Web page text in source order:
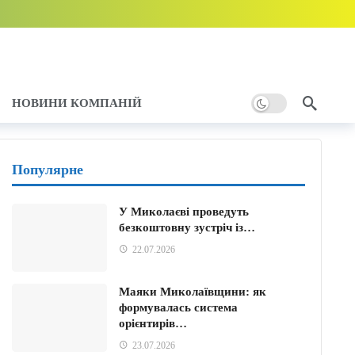
НОВИНИ КОМПАНІЙ
Популярне
У Миколаєві проведуть
безкоштовну зустріч із…
22.07.2026
Маяки Миколаївщини: як
формувалась система
орієнтирів…
23.07.2026